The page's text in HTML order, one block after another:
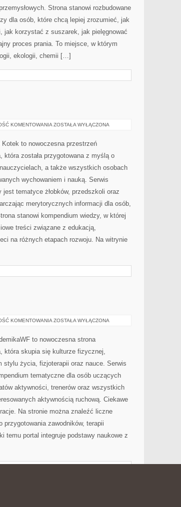
Strona stanowi rozbudowane
dla osób, które chcą lepiej zrozumieć, jak
jak korzystać z suszarek, jak pielęgnować
proces prania. To miejsce, w którym
ekologii, chemii […]
KOMENTOWANIA PSYCHOLOGIA
ZOSTAŁA WYŁĄCZONA
Kotek to nowoczesna przestrzeń
która została przygotowana z myślą o
a także wszystkich osobach
wychowaniem i nauką. Serwis
jest tematyce żłobków, przedszkoli oraz
merytorycznych informacji dla osób,
stanowi kompendium wiedzy, w której
treści związane z edukacją,
na różnych etapach rozwoju. Na witrynie
KOMENTOWANIA AWF
ZOSTAŁA WYŁĄCZONA
to nowoczesna strona
która skupia się kulturze fizycznej,
stylu życia, fizjoterapii oraz nauce. Serwis
tematyczne dla osób uczących
aktywności, trenerów oraz wszystkich
aktywnością ruchową. Ciekawe
Na stronie można znaleźć liczne
przygotowania zawodników, terapii
temu portal integruje podstawy naukowe z